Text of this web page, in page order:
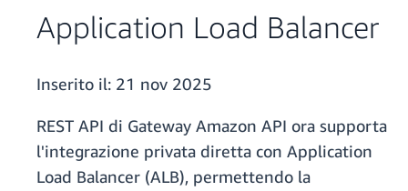
Application Load Balancer
Inserito il: 21 nov 2025
REST API di Gateway Amazon API ora supporta
l'integrazione privata diretta con Application
Load Balancer (ALB), permettendo la